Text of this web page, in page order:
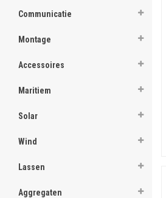
Communicatie
Montage
Accessoires
Maritiem
Solar
Wind
Lassen
Aggregaten